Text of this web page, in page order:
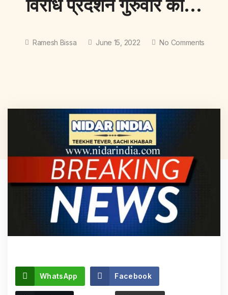
विरोध प्रदर्शन गुरुवार को…
Ramesh Bissa June 15, 2022 No Comments
WhatsApp Facebook